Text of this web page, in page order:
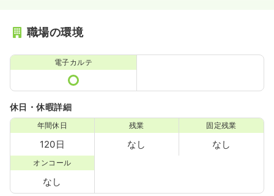
職場の環境
電子カルテ
休日・休暇詳細
年間休日
120日
残業
なし
固定残業
なし
オンコール
なし